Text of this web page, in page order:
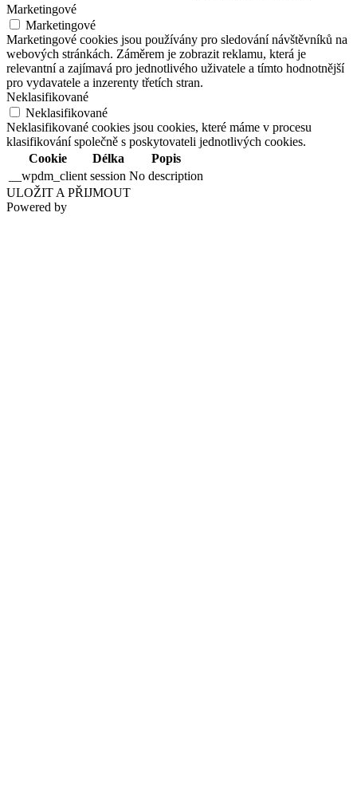
Marketingové
Marketingové
Marketingové cookies jsou používány pro sledování návštěvníků na
webových stránkách. Záměrem je zobrazit reklamu, která je
relevantní a zajímavá pro jednotlivého uživatele a tímto hodnotnější
pro vydavatele a inzerenty třetích stran.
Neklasifikované
Neklasifikované
Neklasifikované cookies jsou cookies, které máme v procesu
klasifikování společně s poskytovateli jednotlivých cookies.
Cookie
Délka
Popis
__wpdm_client session No description
ULOŽIT A PŘIJMOUT
Powered by